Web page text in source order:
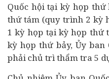
Quốc hội tại kỳ họp thứ
thứ tám (quy trình 2 kỳ
1 kỳ họp tại kỳ họp thứ
kỳ họp thứ bảy, Ủy ban
phải chủ trì thẩm tra 5